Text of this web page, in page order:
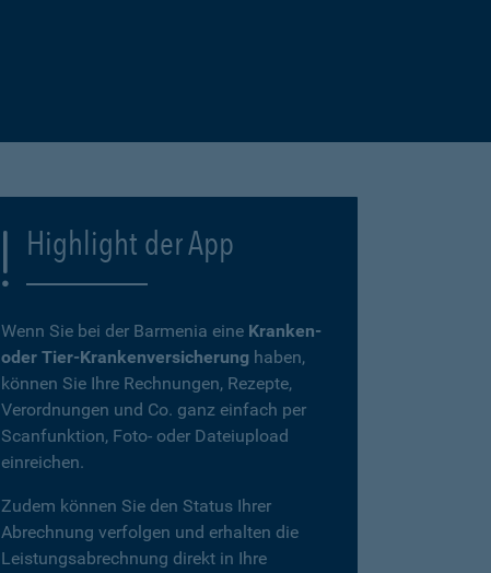
Highlight der App
Wenn Sie bei der Barmenia eine Kranken-
oder Tier-Krankenversicherung haben,
können Sie Ihre Rechnungen, Rezepte,
Verordnungen und Co. ganz einfach per
Scanfunktion, Foto- oder Dateiupload
einreichen.
Zudem können Sie den Status Ihrer
Abrechnung verfolgen und erhalten die
Leistungsabrechnung direkt in Ihre